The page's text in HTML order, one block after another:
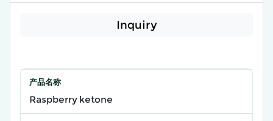
Inquiry
产品名称
Raspberry ketone